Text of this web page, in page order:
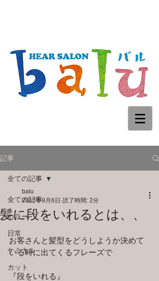
記事
全ての記事
カラー
日常
ケミカル
カット
全ての記事
髪に段をいれるとは、、
balu
2017年9月6日 読了時間: 2分
お客さんと髪型をどうしようか決めて
いる時に出てくるフレーズで
『段をいれる』